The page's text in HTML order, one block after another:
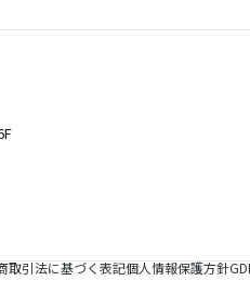
取引法に基づく表記個人情報保護方針